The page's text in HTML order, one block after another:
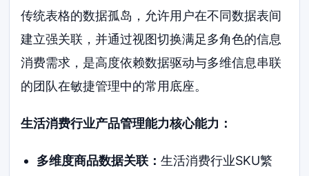
传统表格的数据孤岛，允许用户在不同数据表间
建立强关联，并通过视图切换满足多角色的信息
消费需求，是高度依赖数据驱动与多维信息串联
的团队在敏捷管理中的常用底座。
生活消费行业产品管理能力核心能力：
多维度商品数据关联： 生活消费行业SKU繁